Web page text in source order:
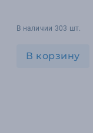
В наличии 303 шт.
В корзину